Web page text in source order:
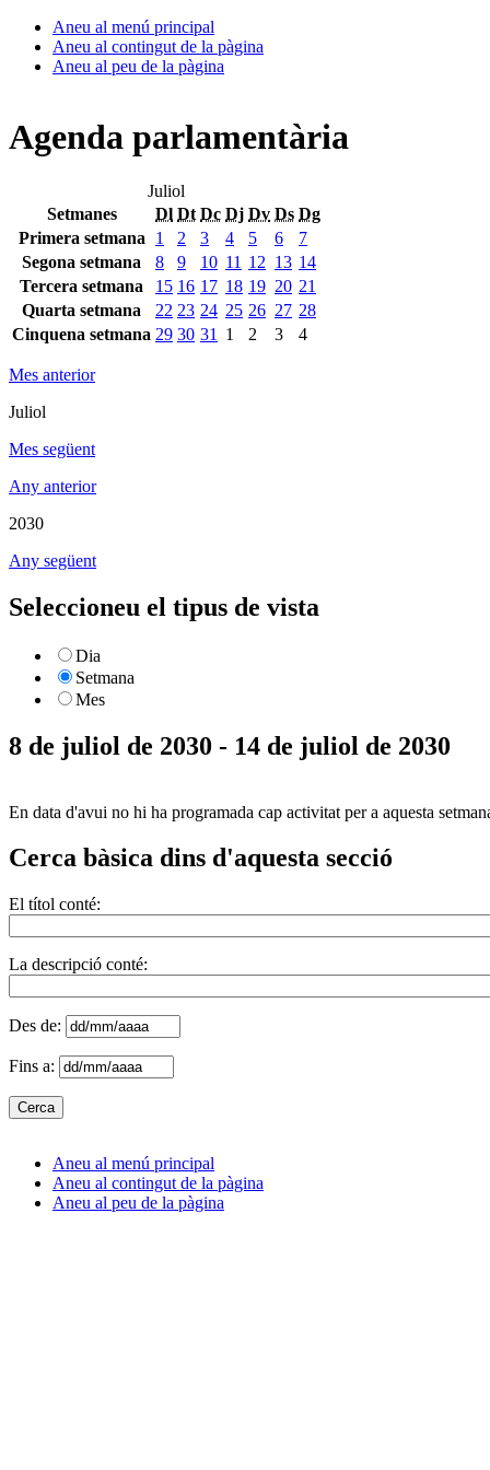
Aneu al menú principal
Aneu al contingut de la pàgina
Aneu al peu de la pàgina
Agenda parlamentària
Juliol
Setmanes
Dl Dt Dc Dj Dv Ds Dg
Primera setmana
1 2 3 4 5 6
7
Segona setmana
8 9 10 11 12 13 14
Tercera setmana
15 16 17 18 19 20 21
Quarta setmana
22 23 24 25 26 27 28
Cinquena setmana 29 30 31 1 2 3 4
Mes anterior
Juliol
Mes següent
Any anterior
2030
Any següent
Seleccioneu el tipus de vista
Dia
Setmana
Mes
8 de juliol de 2030 - 14 de juliol de 2030
En data d'avui no hi ha programada cap activitat per a aquesta
Cerca bàsica dins d'aquesta secció
El títol conté:
La descripció conté:
Des de:
Fins a:
Aneu al menú principal
Aneu al contingut de la pàgina
Aneu al peu de la pàgina